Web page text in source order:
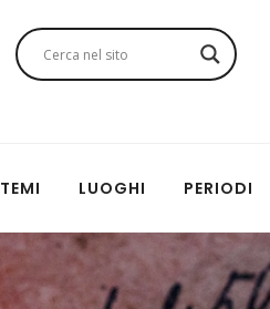
TEMI LUOGHI PERIODI